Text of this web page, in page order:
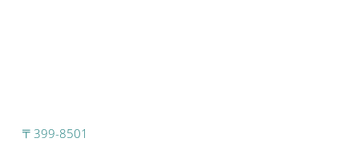
〒399-8501